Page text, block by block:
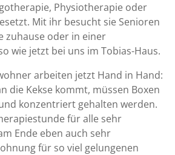
Physiotherapie oder
Mit ihr besucht sie Senioren
zuhause oder in einer
wie jetzt bei uns im Tobias-Haus.
arbeiten jetzt Hand in Hand:
die Kekse kommt, müssen Boxen
konzentriert gehalten werden.
für alle sehr
Ende eben auch sehr
für so viel gelungenen